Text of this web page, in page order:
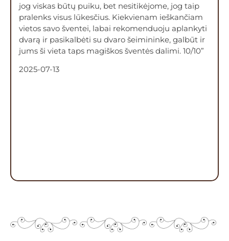
jog viskas būtų puiku, bet nesitikėjome, jog taip
pralenks visus lūkesčius. Kiekvienam ieškančiam
vietos savo šventei, labai rekomenduoju aplankyti
dvarą ir pasikalbėti su dvaro šeimininke, galbūt ir
jums ši vieta taps magiškos šventės dalimi. 10/10”
2025-07-13